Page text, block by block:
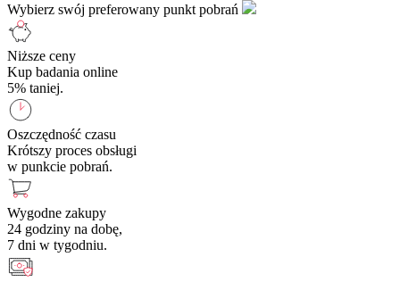
Wybierz swój preferowany punkt pobrań
Niższe ceny
Kup badania online
5% taniej.
Oszczędność czasu
Krótszy proces obsługi
w punkcie pobrań.
Wygodne zakupy
24 godziny na dobę,
7 dni w tygodniu.